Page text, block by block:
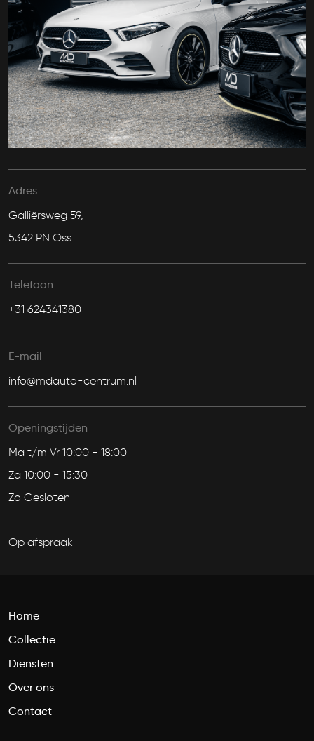
Adres
Galliërsweg 59,
5342 PN Oss
Telefoon
+31 624341380
E-mail
info@mdauto-centrum.nl
Openingstijden
Ma t/m Vr 10:00 - 18:00
Za 10:00 - 15:30
Zo Gesloten
Op afspraak
Home
Collectie
Diensten
Over ons
Contact